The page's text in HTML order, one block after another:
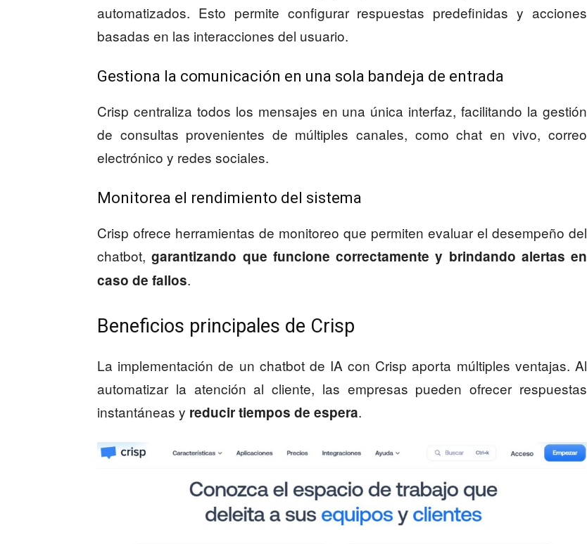
automatizados. Esto permite configurar respuestas predefinidas y acciones
basadas en las interacciones del usuario.
Gestiona la comunicación en una sola bandeja de entrada
Crisp centraliza todos los mensajes en una única interfaz, facilitando la gestión
de consultas provenientes de múltiples canales, como chat en vivo, correo
electrónico y redes sociales.
Monitorea el rendimiento del sistema
Crisp ofrece herramientas de monitoreo que permiten evaluar el desempeño del
chatbot,garantizando que funcione correctamente y brindando alertas en
caso de fallos.
Beneficios principales de Crisp
La implementación de un chatbot de IA con Crisp aporta múltiples ventajas. Al
automatizar la atención al cliente, las empresas pueden ofrecer respuestas
instantáneas y reducir tiempos de espera.